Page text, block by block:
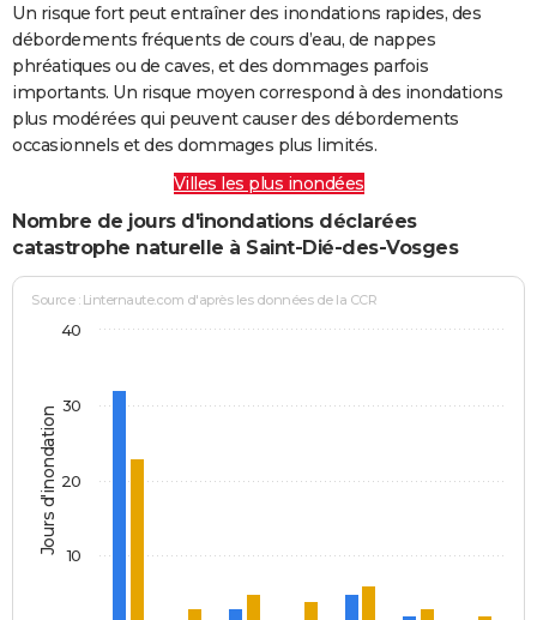
Un risque fort peut entraîner des inondations rapides, des
débordements fréquents de cours d’eau, de nappes
phréatiques ou de caves, et des dommages parfois
importants. Un risque moyen correspond à des inondations
plus modérées qui peuvent causer des débordements
occasionnels et des dommages plus limités.
Villes les plus inondées
Nombre de jours d'inondations déclarées
catastrophe naturelle à Saint-Dié-des-Vosges
Jours d'inondation
Source : Linternaute.com d'après les données de la CCR
10
20
30
40